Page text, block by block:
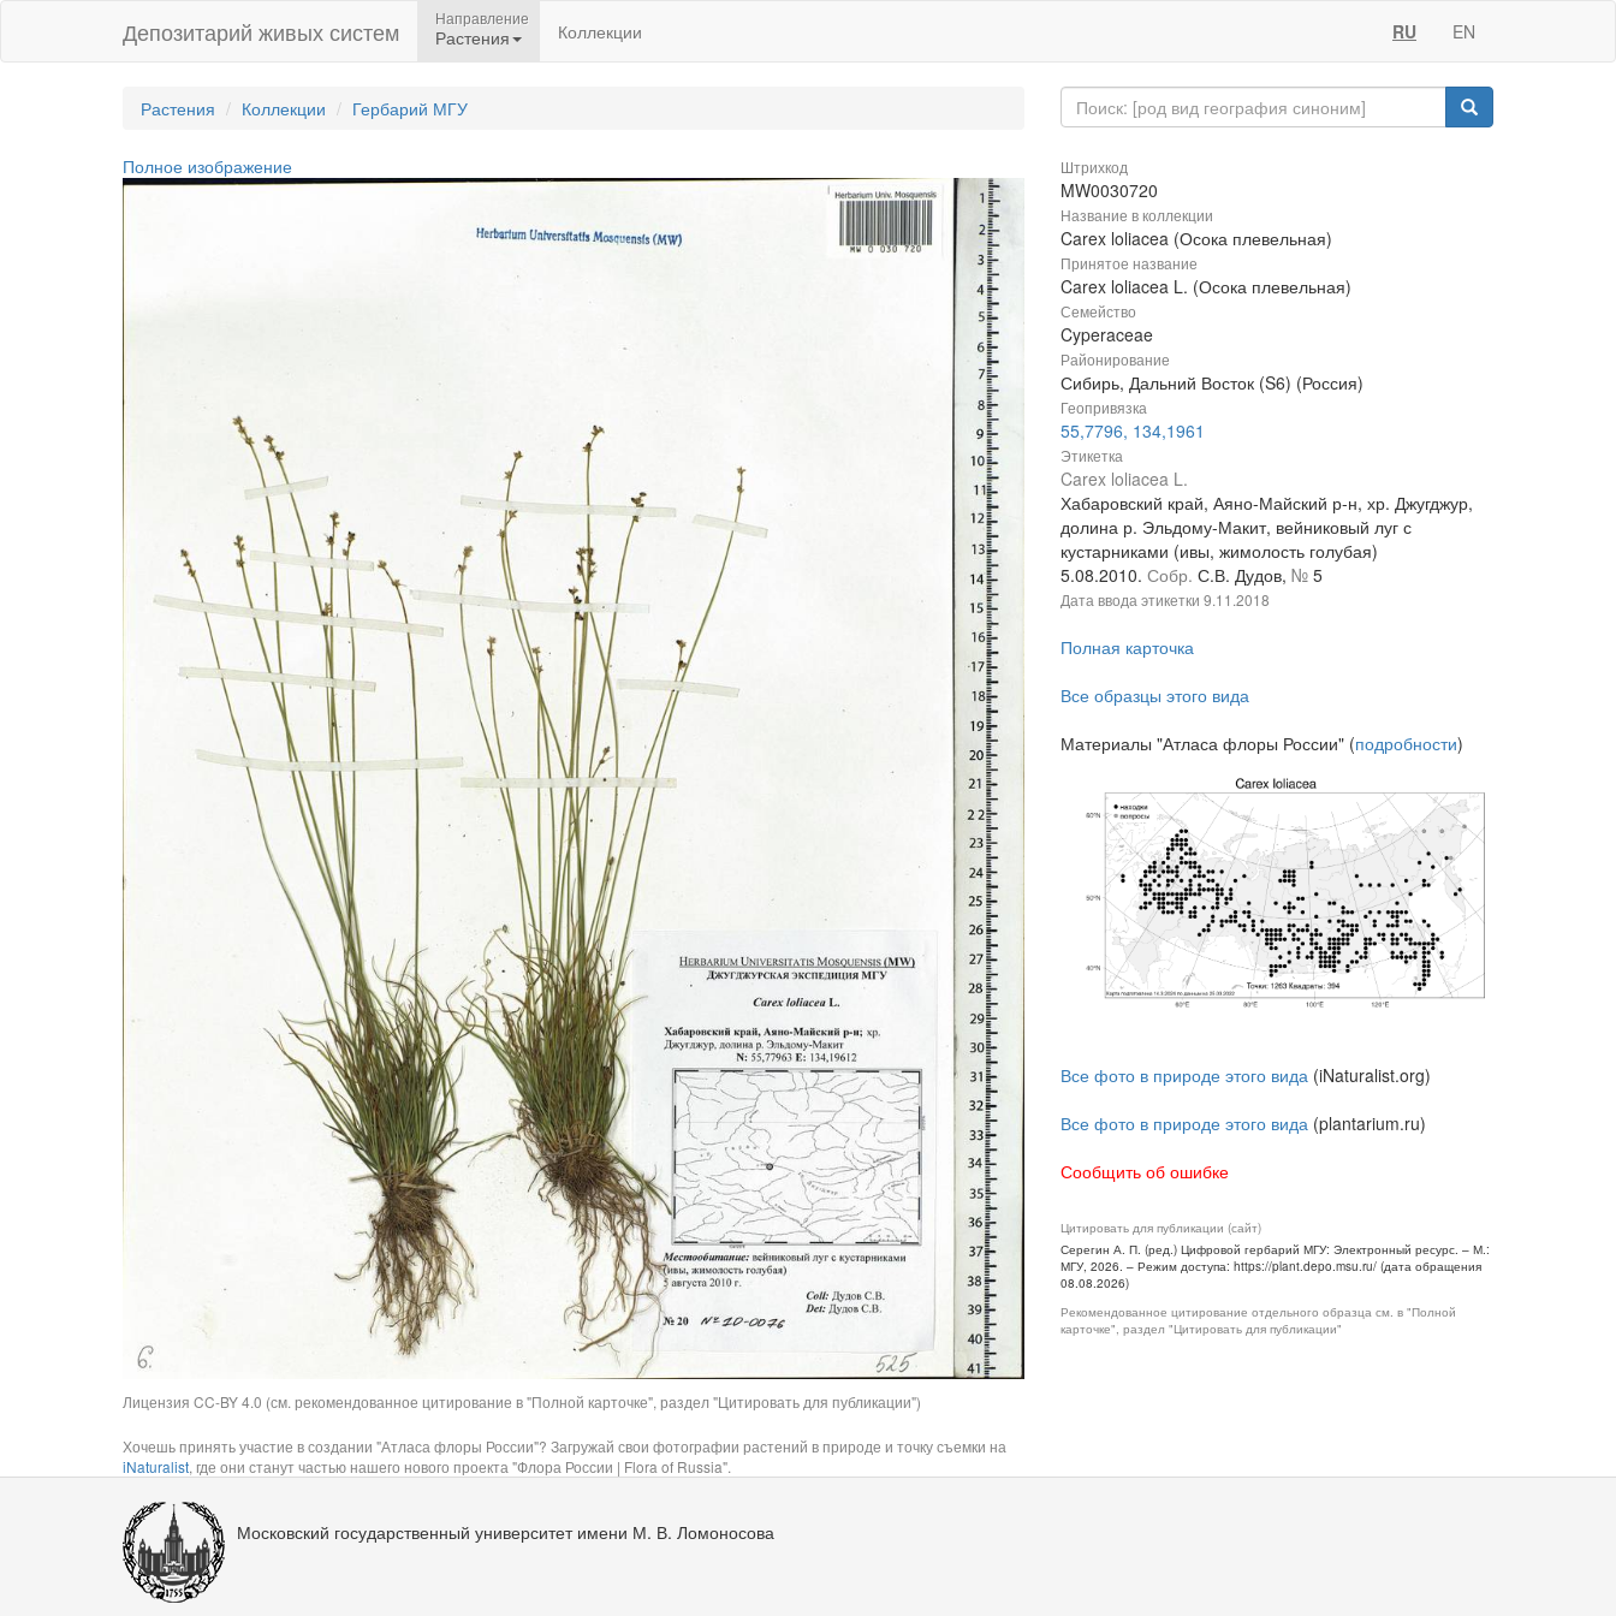
Депозитарий живых систем Направление
Растения Коллекции RU EN
Растения Коллекции Гербарий МГУ
Полное изображение
Лицензия CC-BY 4.0 (см. рекомендованное цитирование в "Полной карточке", раздел "Цитировать для публикации")
Хочешь принять участие в создании "Атласа флоры России"? Загружай свои фотографии растений в природе и точку съемки на
iNaturalist, где они станут частью нашего нового проекта "Флора России | Flora of Russia".
Штрихкод
MW0030720
Название в коллекции
Carex loliacea (Осока плевельная)
Принятое название
Carex loliacea L. (Осока плевельная)
Семейство
Cyperaceae
Районирование
Сибирь, Дальний Восток (S6) (Россия)
Геопривязка
55,7796, 134,1961
Этикетка
Carex loliacea L.
Хабаровский край, Аяно-Майский р-н, хр. Джугджур,
долина р. Эльдому-Макит, вейниковый луг с
кустарниками (ивы, жимолость голубая)
5.08.2010. Собр. С.В. Дудов, № 5
Дата ввода этикетки 9.11.2018
Полная карточка
Все образцы этого вида
Материалы "Атласа флоры России" (подробности)
Все фото в природе этого вида (iNaturalist.org)
Все фото в природе этого вида (plantarium.ru)
Сообщить об ошибке
Цитировать для публикации (сайт)
Серегин А. П. (ред.) Цифровой гербарий МГУ: Электронный ресурс. – М.:
МГУ, 2026. – Режим доступа: https://plant.depo.msu.ru/ (дата обращения
08.08.2026)
Рекомендованное цитирование отдельного образца см. в "Полной
карточке", раздел "Цитировать для публикации"
Московский государственный университет имени М. В. Ломоносова